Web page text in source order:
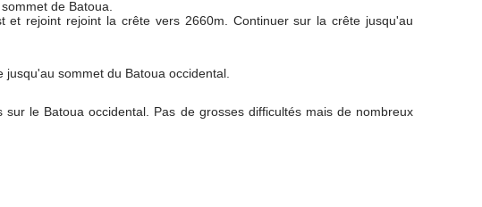
de Batoua.
rejoint rejoint la crête vers 2660m. Continuer sur la crête jusqu'au
sommet du Batoua occidental.
le Batoua occidental. Pas de grosses difficultés mais de nombreux